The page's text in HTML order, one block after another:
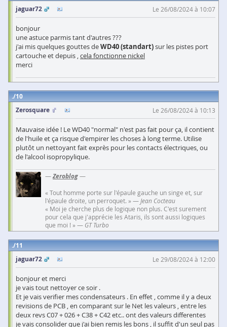
jaguar72
Le 26/08/2024 à 10:07
bonjour
une astuce parmis tant d'autres ???
j'ai mis quelques gouttes deWD40 (standart)sur les pistes port
cartouche et depuis ,cela fonctionne nickel
merci
10
Zerosquare
Le 26/08/2024 à 10:13
Mauvaise idée ! Le WD40 "normal" n'est pas fait pour ça, il contient
de l'huile et ça risque d'empirer les choses à long terme. Utilise
plutôt un nettoyant fait exprès pour les contacts électriques, ou
de l'alcool isopropylique.
—Zeroblog—
« Tout homme porte sur l'épaule gauche un singe et, sur
l'épaule droite, un perroquet. » — Jean Cocteau
« Moi je cherche plus de logique non plus. C'est surement
pour cela que j'apprécie les Ataris, ils sont aussi logiques
que moi ! » — GT Turbo
11
jaguar72
Le 29/08/2024 à 12:00
bonjour et merci
je vais tout nettoyer ce soir .
Et je vais verifier mes condensateurs . En effet , comme il y a deux
revisions de PCB , en comparant sur le Net les valeurs , entre les
deux revs C07 + 026 + C38 + C42 etc.. ont des valeurs differentes
je vais consolider que j'ai bien remis les bons , il suffit d'un seul pas